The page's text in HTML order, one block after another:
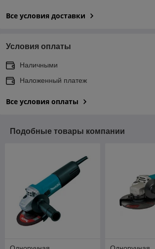
Все условия доставки
Условия оплаты
Наличными
Наложенный платеж
Все условия оплаты
Подобные товары компании